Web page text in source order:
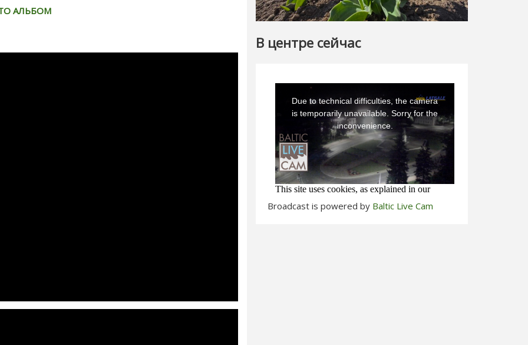
АЛЬБОМ
В центре сейчас
Broadcast is powered by Baltic Live Cam